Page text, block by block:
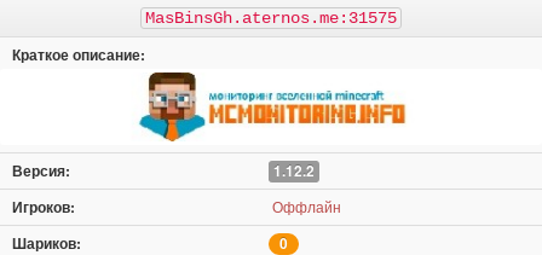
MasBinsGh.aternos.me:31575
1.12.2
Оффлайн
0